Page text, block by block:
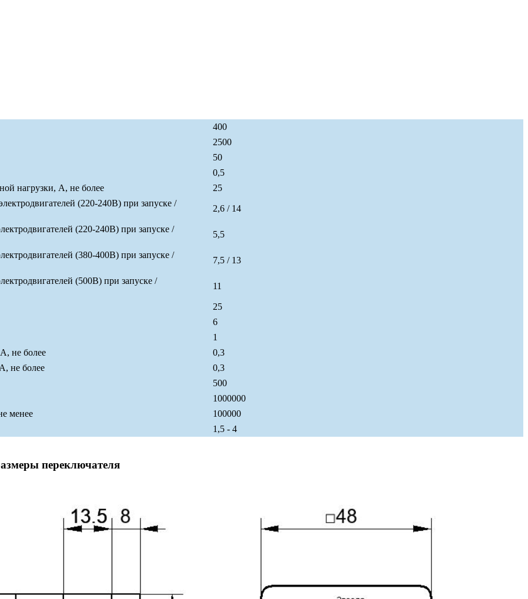
400
2500
50
0,5
нагрузки, А, не более
25
(220-240В) при запуске /
2,6 / 14
(220-240В) при запуске /
5,5
(380-400В) при запуске /
7,5 / 13
(500В) при запуске /
11
25
6
1
не более
0,3
не более
0,3
500
1000000
менее
100000
1,5 - 4
переключателя